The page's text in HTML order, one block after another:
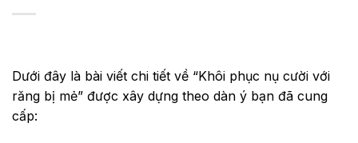
Dưới đây là bài viết chi tiết về “Khôi phục nụ cười với
răng bị mẻ” được xây dựng theo dàn ý bạn đã cung
cấp: